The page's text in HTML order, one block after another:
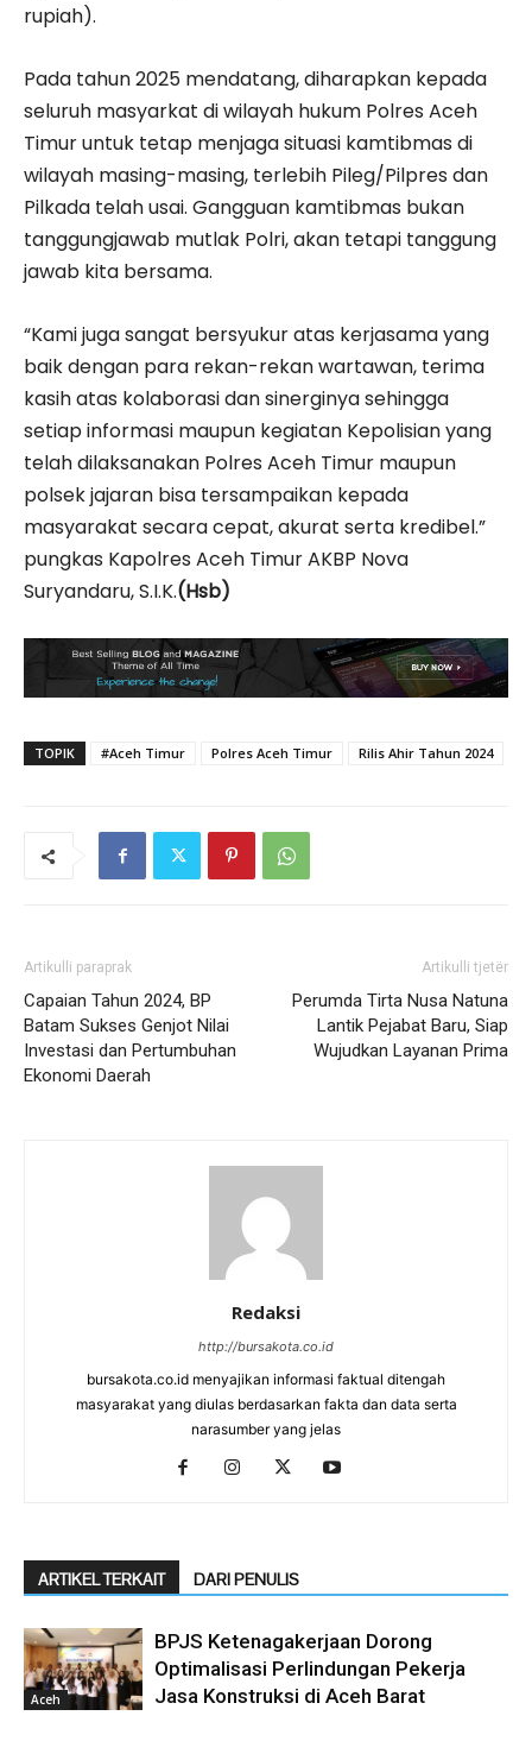
rupiah).
Pada tahun 2025 mendatang, diharapkan kepada
seluruh masyarkat di wilayah hukum Polres Aceh
Timur untuk tetap menjaga situasi kamtibmas di
wilayah masing-masing, terlebih Pileg/Pilpres dan
Pilkada telah usai. Gangguan kamtibmas bukan
tanggungjawab mutlak Polri, akan tetapi tanggung
jawab kita bersama.
“Kami juga sangat bersyukur atas kerjasama yang
baik dengan para rekan-rekan wartawan, terima
kasih atas kolaborasi dan sinerginya sehingga
setiap informasi maupun kegiatan Kepolisian yang
telah dilaksanakan Polres Aceh Timur maupun
polsek jajaran bisa tersampaikan kepada
masyarakat secara cepat, akurat serta kredibel.”
pungkas Kapolres Aceh Timur AKBP Nova
Suryandaru, S.I.K.(Hsb)
TOPIK #Aceh Timur Polres Aceh Timur Rilis Ahir Tahun 2024
Artikulli paraprak
Capaian Tahun 2024, BP
Batam Sukses Genjot Nilai
Investasi dan Pertumbuhan
Ekonomi Daerah
Artikulli tjetër
Perumda Tirta Nusa Natuna
Lantik Pejabat Baru, Siap
Wujudkan Layanan Prima
Redaksi
http://bursakota.co.id
bursakota.co.id menyajikan informasi faktual ditengah
masyarakat yang diulas berdasarkan fakta dan data serta
narasumber yang jelas
ARTIKEL TERKAIT DARI PENULIS
Aceh
BPJS Ketenagakerjaan Dorong
Optimalisasi Perlindungan Pekerja
Jasa Konstruksi di Aceh Barat